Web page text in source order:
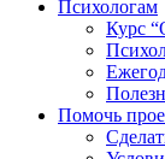
Психологам
Курс
Помочь